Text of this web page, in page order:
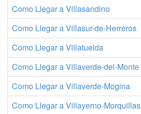
Como Llegar a Villasandino
Como Llegar a Villasur-de-Herreros
Como Llegar a Villatuelda
Como Llegar a Villaverde-del-Monte
Como Llegar a Villaverde-Mogina
Como Llegar a Villayerno-Morquillas